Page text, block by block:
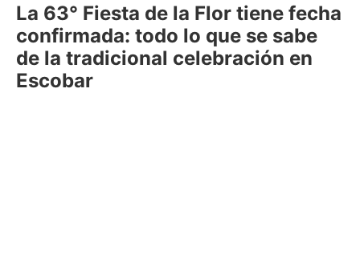
La 63° Fiesta de la Flor tiene fecha
confirmada: todo lo que se sabe
de la tradicional celebración en
Escobar